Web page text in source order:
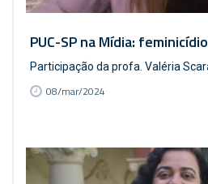
PUC-SP na Mídia:
Participação da profa. Valéria
08/mar/2024